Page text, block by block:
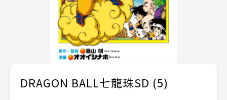
DRAGON BALL七龍珠SD (5)